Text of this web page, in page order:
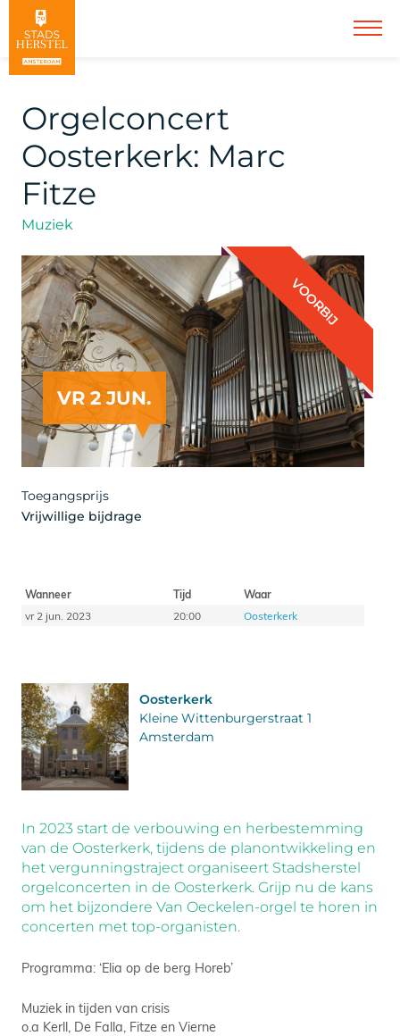
Orgelconcert
Oosterkerk: Marc
Fitze
Muziek
VR 2 JUN.
VOORBIJ
Toegangsprijs
Vrijwillige bijdrage
Wanneer Tijd
Waar
vr 2 jun. 2023
20:00 Oosterkerk
Oosterkerk
Kleine Wittenburgerstraat 1
Amsterdam
In 2023 start de verbouwing en herbestemming
van de Oosterkerk, tijdens de planontwikkeling en
het vergunningstraject organiseert Stadsherstel
orgelconcerten in de Oosterkerk. Grijp nu de kans
om het bijzondere Van Oeckelen-orgel te horen in
concerten met top-organisten.
Programma: ‘Elia op de berg Horeb’
Muziek in tijden van crisis
o.a Kerll, De Falla, Fitze en Vierne